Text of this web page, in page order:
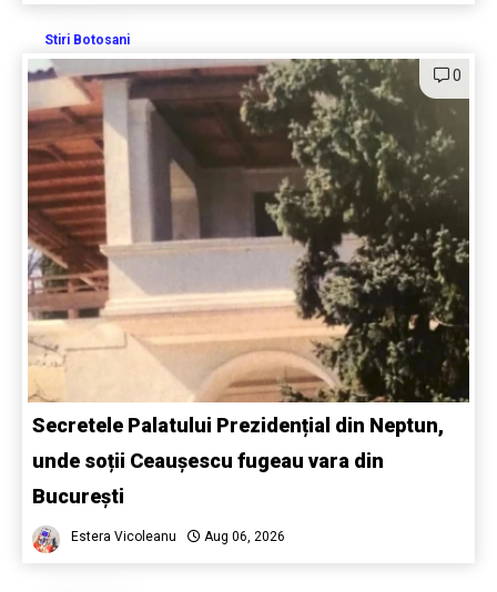
Stiri Botosani
0
Secretele Palatului Prezidențial din Neptun,
unde soții Ceaușescu fugeau vara din
București
Estera Vicoleanu Aug 06, 2026